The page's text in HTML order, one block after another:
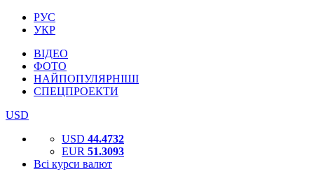
РУС
УКР
ВІДЕО
ФОТО
НАЙПОПУЛЯРНІШІ
СПЕЦПРОЕКТИ
USD
USD 44.4732
EUR 51.3093
Всі курси валют